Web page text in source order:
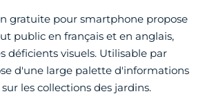
gratuite pour smartphone propose
public en français et en anglais,
déficients visuels. Utilisable par
d'une large palette d'informations
les collections des jardins.